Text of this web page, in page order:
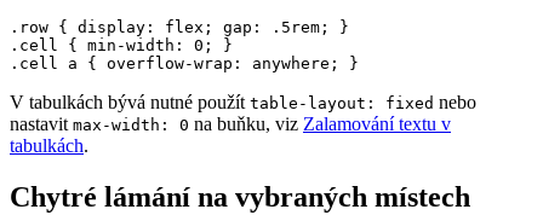
.row { display: flex; gap: .5rem; }
.cell { min-width: 0; }
V tabulkách bývá nutné použít table-layout: fixed nebo
nastavit max-width: 0 na buňku, viz Zalamování textu v
tabulkách.
Chytré lámání na vybraných místech